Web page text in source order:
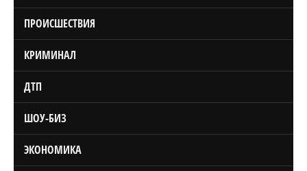
ПРОИСШЕСТВИЯ
КРИМИНАЛ
ДТП
ШОУ-БИЗ
ЭКОНОМИКА